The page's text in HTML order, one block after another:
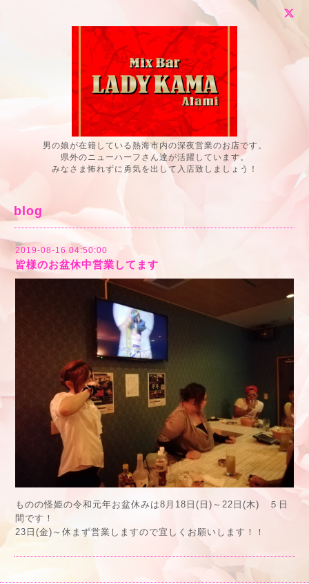
男の娘が在籍している熱海市内の深夜営業のお店です。
県外のニューハーフさん達が活躍しています。
みなさま怖れずに勇気を出して入店致しましょう！
blog
2019-08-16 04:50:00
皆様のお盆休中営業してます
ものの怪姫の令和元年お盆休みは8月18日(日)～22日(木) ５日
間です！
23日(金)～休まず営業しますので宜しくお願いします！！